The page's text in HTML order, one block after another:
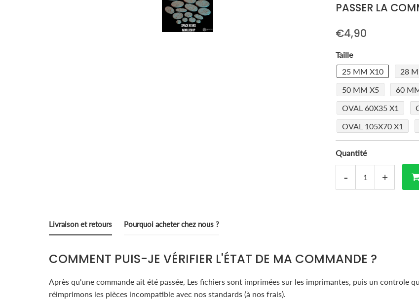
PASSER LA
€4,90
Taille
25 MM X10
28
50 MM X5
60
OVAL 60X35 X1
OVAL 105X70 X1
Quantité
+
-
Livraison et retours Pourquoi acheter chez nous ?
COMMENT PUIS-JE VÉRIFIER L'ÉTAT DE MA COMMANDE ?
Après qu'une commande ait été passée, Les fichiers sont imprimées sur les imprimantes, puis un controle
réimprimons les pièces incompatible avec nos standards (à nos frais).